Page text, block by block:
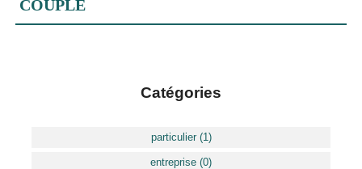
COUPLE
Catégories
particulier (1)
entreprise (0)